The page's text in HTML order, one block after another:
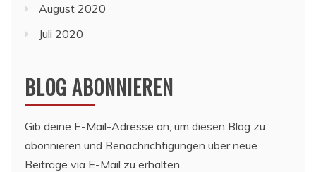
August 2020
Juli 2020
BLOG ABONNIEREN
Gib deine E-Mail-Adresse an, um diesen Blog zu
abonnieren und Benachrichtigungen über neue
Beiträge via E-Mail zu erhalten.